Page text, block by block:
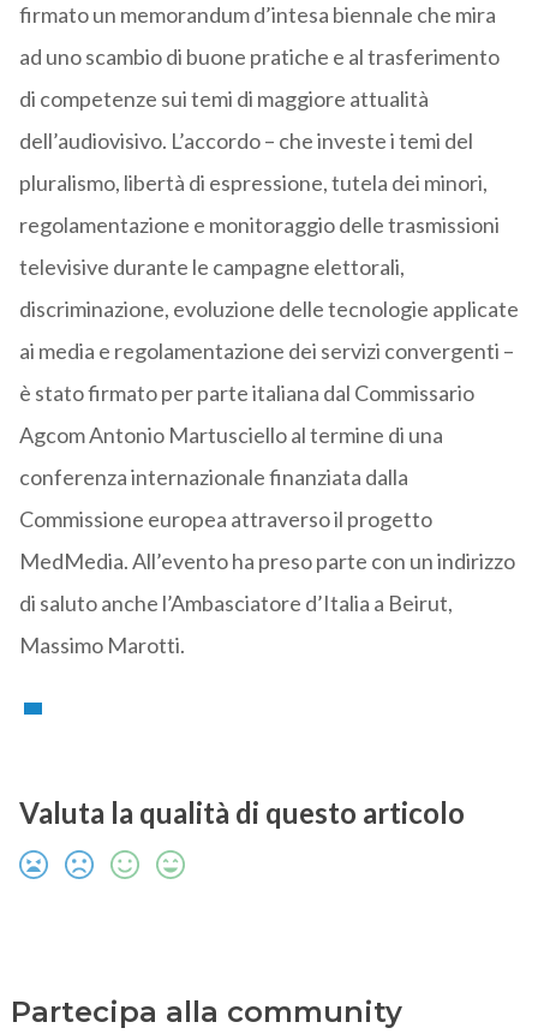
firmato un memorandum d’intesa biennale che mira
ad uno scambio di buone pratiche e al trasferimento
di competenze sui temi di maggiore attualità
dell’audiovisivo. L’accordo – che investe i temi del
pluralismo, libertà di espressione, tutela dei minori,
regolamentazione e monitoraggio delle trasmissioni
televisive durante le campagne elettorali,
discriminazione, evoluzione delle tecnologie applicate
ai media e regolamentazione dei servizi convergenti –
è stato firmato per parte italiana dal Commissario
Agcom Antonio Martusciello al termine di una
conferenza internazionale finanziata dalla
Commissione europea attraverso il progetto
MedMedia. All’evento ha preso parte con un indirizzo
di saluto anche l’Ambasciatore d’Italia a Beirut,
Massimo Marotti.
Valuta la qualità di questo articolo
Partecipa alla community